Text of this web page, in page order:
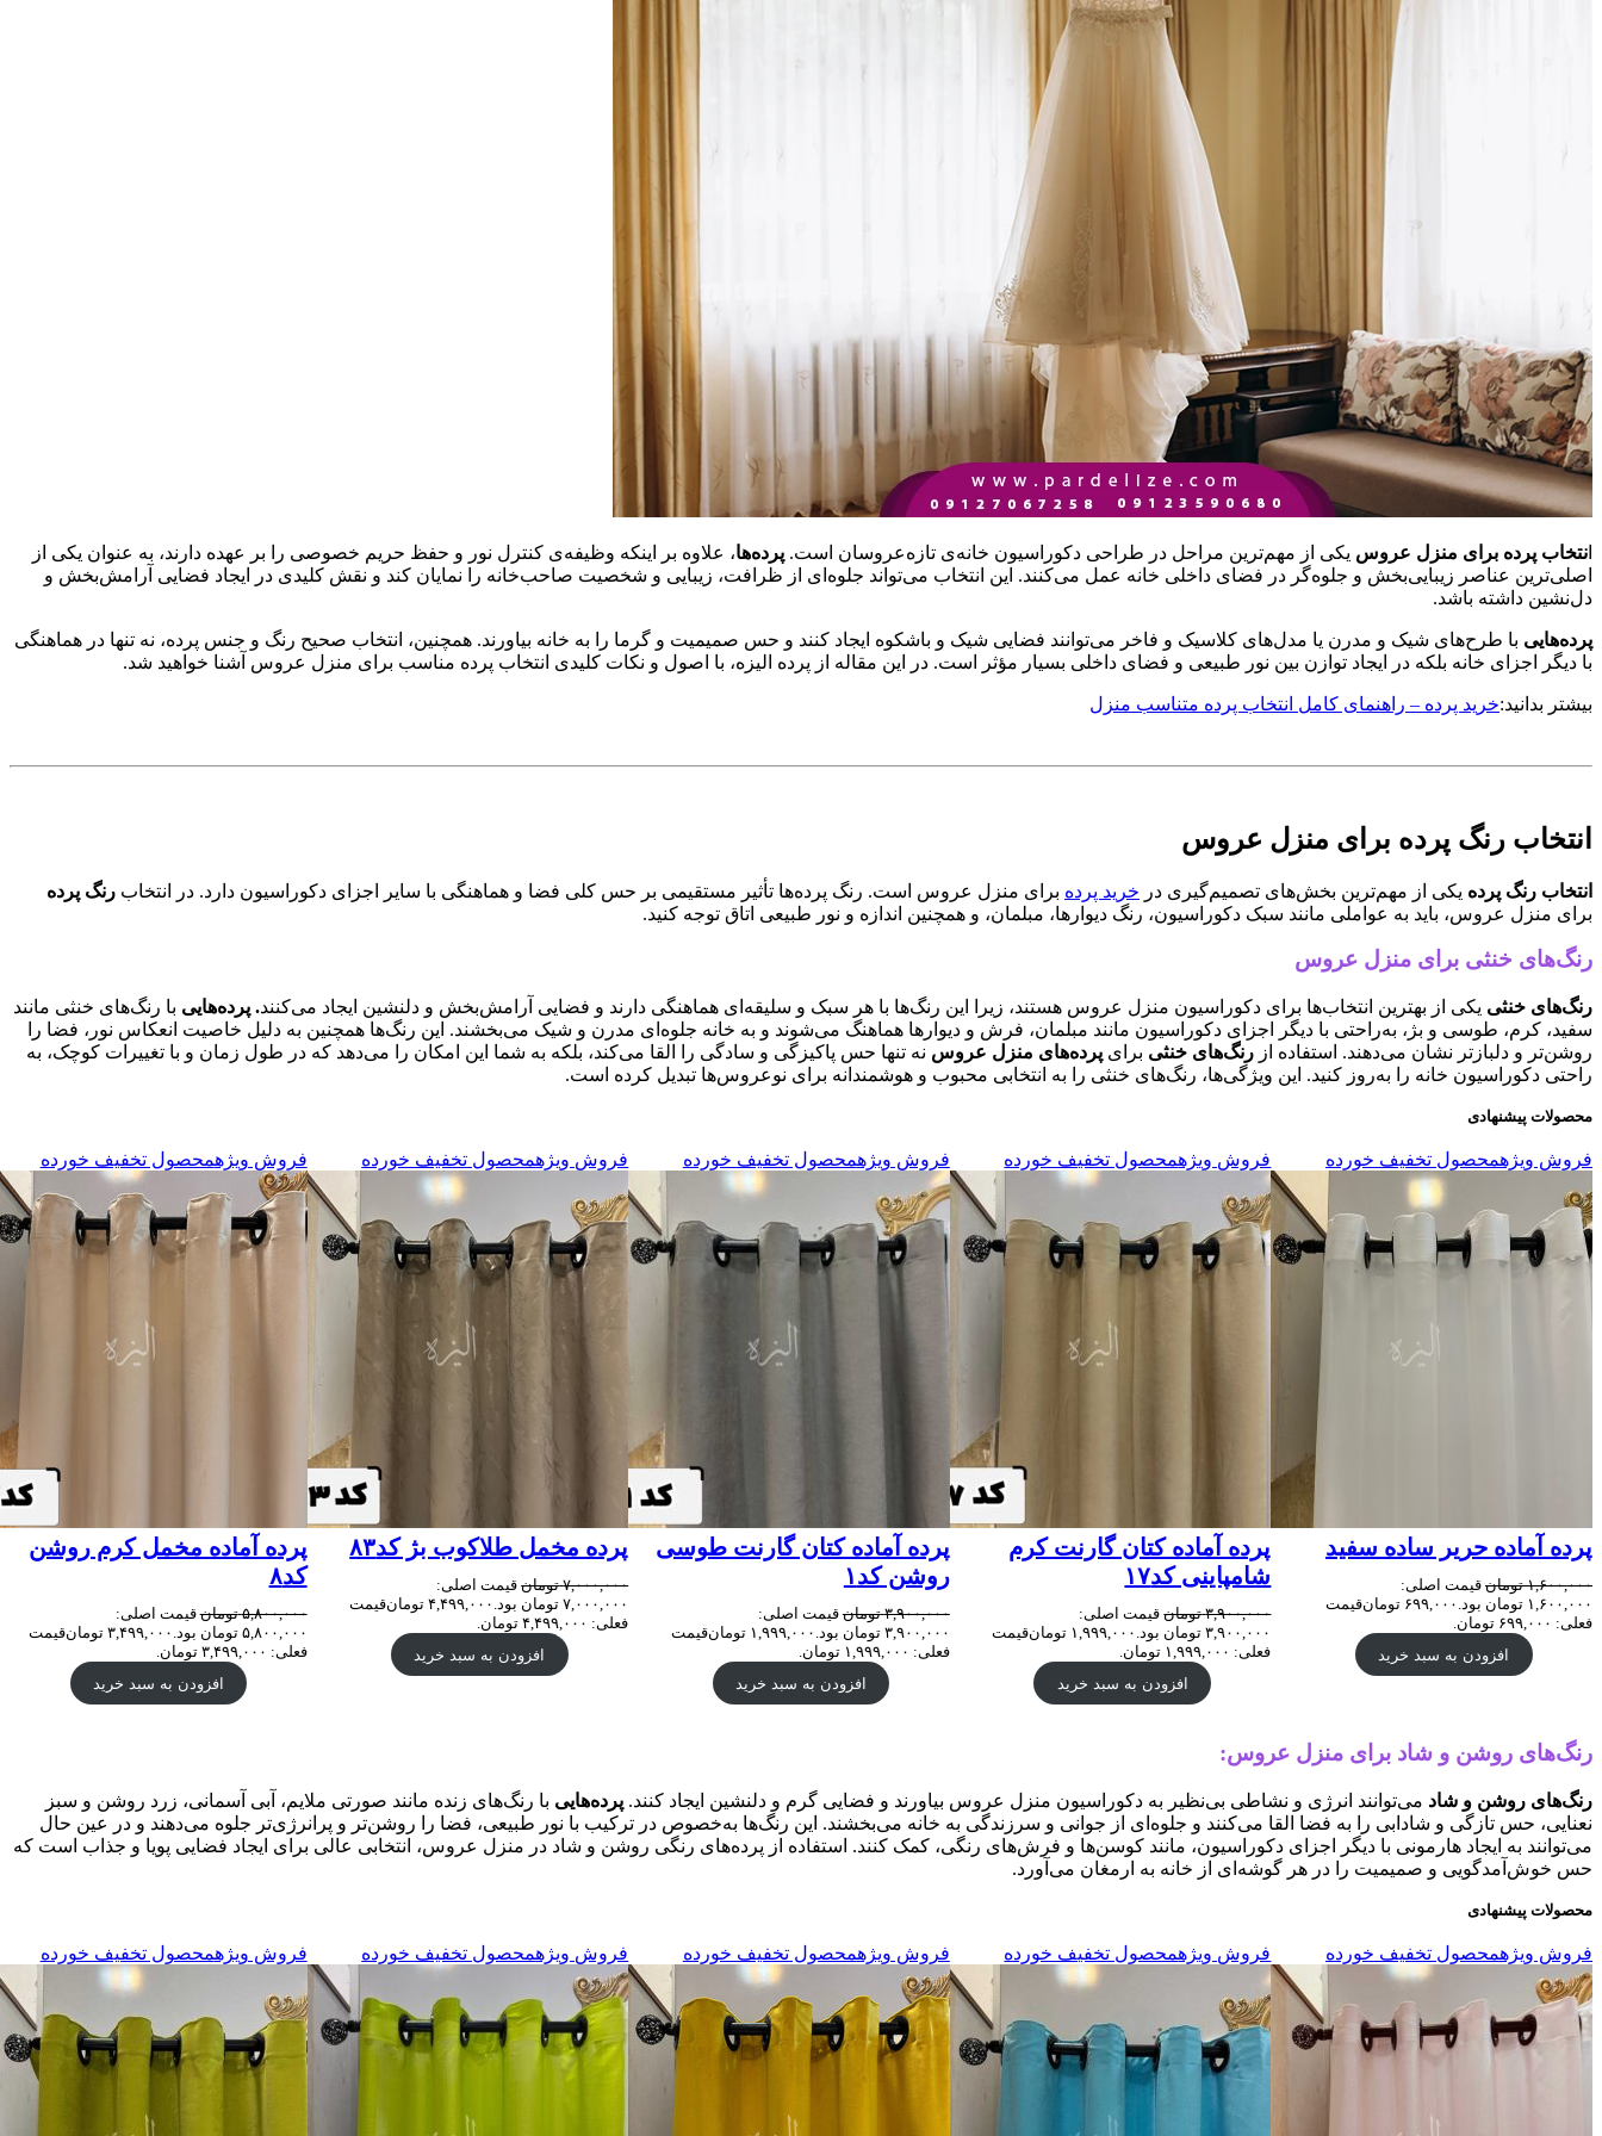
نتخاب پرده برای منزل عروس یکی از مهم‌ترین مراحل در طراحی دکوراسیون خانه‌ی تازه‌عروسان است. پرده‌ها، علاوه بر اینکه وظیفه‌ی کنترل نور و حفظ حریم خصوصی را بر عهده دارند، به عنوان یکی از
اصلی‌ترین عناصر زیبایی‌بخش و جلوه‌گر در فضای داخلی خانه عمل می‌کنند. این انتخاب می‌تواند جلوه‌ای از ظرافت، زیبایی و شخصیت صاحب‌خانه را نمایان کند و نقش کلیدی در ایجاد فضایی آرامش‌بخش و
دل‌نشین داشته باشد.
پرده‌هایی با طرح‌های شیک و مدرن یا مدل‌های کلاسیک و فاخر می‌توانند فضایی شیک و باشکوه ایجاد کنند و حس صمیمیت و گرما را به خانه بیاورند. همچنین، انتخاب صحیح رنگ و جنس پرده، نه تنها در هماهنگی
با دیگر اجزای خانه بلکه در ایجاد توازن بین نور طبیعی و فضای داخلی بسیار مؤثر است. در این مقاله از پرده الیزه، با اصول و نکات کلیدی انتخاب پرده مناسب برای منزل عروس آشنا خواهید شد.
بیشتر بدانید:خرید پرده – راهنمای کامل انتخاب پرده متناسب منزل
انتخاب رنگ پرده برای منزل عروس
انتخاب رنگ پرده یکی از مهم‌ترین بخش‌های تصمیم‌گیری در خرید پرده برای منزل عروس است. رنگ پرده‌ها تأثیر مستقیمی بر حس کلی فضا و هماهنگی با سایر اجزای دکوراسیون دارد. در انتخاب رنگ پرده
برای منزل عروس، باید به عواملی مانند سبک دکوراسیون، رنگ دیوارها، مبلمان، و همچنین اندازه و نور طبیعی اتاق توجه کنید.
رنگ‌های خنثی برای منزل عروس
رنگ‌های خنثی یکی از بهترین انتخاب‌ها برای دکوراسیون منزل عروس هستند، زیرا این رنگ‌ها با هر سبک و سلیقه‌ای هماهنگی دارند و فضایی آرامش‌بخش و دلنشین ایجاد می‌کنند. پرده‌هایی با رنگ‌های خنثی مانند
سفید، کرم، طوسی و بژ، به‌راحتی با دیگر اجزای دکوراسیون مانند مبلمان، فرش و دیوارها هماهنگ می‌شوند و به خانه جلوه‌ای مدرن و شیک می‌بخشند. این رنگ‌ها همچنین به دلیل خاصیت انعکاس نور، فضا را
روشن‌تر و دلبازتر نشان می‌دهند. استفاده از رنگ‌های خنثی برای پرده‌های منزل عروس نه تنها حس پاکیزگی و سادگی را القا می‌کند، بلکه به شما این امکان را می‌دهد که در طول زمان و با تغییرات کوچک، به
راحتی دکوراسیون خانه را به‌روز کنید. این ویژگی‌ها، رنگ‌های خنثی را به انتخابی محبوب و هوشمندانه برای نوعروس‌ها تبدیل کرده است.
محصولات پیشنهادی
فروش ویژهمحصول تخفیف خورده
پرده آماده حریر ساده سفید
۱,۶۰۰,۰۰۰ تومان قیمت اصلی:
۱,۶۰۰,۰۰۰ تومان بود.
۶۹۹,۰۰۰ تومانقیمت
فعلی: ۶۹۹,۰۰۰ تومان.
افزودن به سبد خرید
فروش ویژهمحصول تخفیف خورده
پرده آماده کتان گارنت کرم
شامپاینی کد۱۷
۳,۹۰۰,۰۰۰ تومان قیمت اصلی:
۳,۹۰۰,۰۰۰ تومان بود.
۱,۹۹۹,۰۰۰ تومانقیمت
فعلی: ۱,۹۹۹,۰۰۰ تومان.
افزودن به سبد خرید
فروش ویژهمحصول تخفیف خورده
پرده آماده کتان گارنت طوسی
روشن کد۱
۳,۹۰۰,۰۰۰ تومان قیمت اصلی:
۳,۹۰۰,۰۰۰ تومان بود.
۱,۹۹۹,۰۰۰ تومانقیمت
فعلی: ۱,۹۹۹,۰۰۰ تومان.
افزودن به سبد خرید
فروش ویژهمحصول تخفیف خورده
پرده مخمل طلاکوب بژ کد۸۳
۷,۰۰۰,۰۰۰ تومان قیمت اصلی:
۷,۰۰۰,۰۰۰ تومان بود.
۴,۴۹۹,۰۰۰ تومانقیمت
فعلی: ۴,۴۹۹,۰۰۰ تومان.
افزودن به سبد خرید
فروش ویژهمحصول تخفیف خورده
پرده آماده مخمل کرم روشن
کد۸
۵,۸۰۰,۰۰۰ تومان قیمت اصلی:
۵,۸۰۰,۰۰۰ تومان بود.
۳,۴۹۹,۰۰۰ تومانقیمت
فعلی: ۳,۴۹۹,۰۰۰ تومان.
افزودن به سبد خرید
رنگ‌های روشن و شاد برای منزل عروس:
رنگ‌های روشن و شاد می‌توانند انرژی و نشاطی بی‌نظیر به دکوراسیون منزل عروس بیاورند و فضایی گرم و دلنشین ایجاد کنند. پرده‌هایی با رنگ‌های زنده مانند صورتی ملایم، آبی آسمانی، زرد روشن و سبز
نعنایی، حس تازگی و شادابی را به فضا القا می‌کنند و جلوه‌ای از جوانی و سرزندگی به خانه می‌بخشند. این رنگ‌ها به‌خصوص در ترکیب با نور طبیعی، فضا را روشن‌تر و پرانرژی‌تر جلوه می‌دهند و در عین حال
می‌توانند به ایجاد هارمونی با دیگر اجزای دکوراسیون، مانند کوسن‌ها و فرش‌های رنگی، کمک کنند. استفاده از پرده‌های رنگی روشن و شاد در منزل عروس، انتخابی عالی برای ایجاد فضایی پویا و جذاب است که
حس خوش‌آمدگویی و صمیمیت را در هر گوشه‌ای از خانه به ارمغان می‌آورد.
محصولات پیشنهادی
فروش ویژهمحصول تخفیف خورده فروش ویژهمحصول تخفیف خورده فروش ویژهمحصول تخفیف خورده فروش ویژهمحصول تخفیف خورده فروش ویژهمحصول تخفیف خورده